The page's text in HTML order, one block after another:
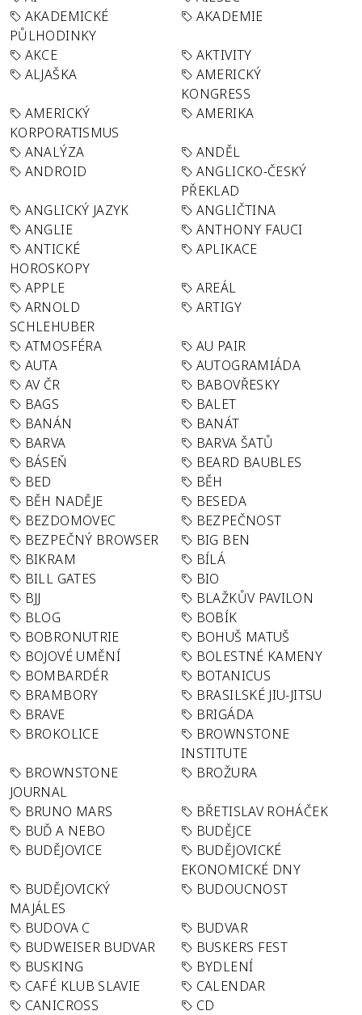
AKADEMICKÉ
PŮLHODINKY
AKADEMIE
AKCE
AKTIVITY
ALJAŠKA
AMERICKÝ
KONGRESS
AMERICKÝ
KORPORATISMUS
AMERIKA
ANALÝZA
ANDĚL
ANDROID
ANGLICKO-ČESKÝ
PŘEKLAD
ANGLICKÝ JAZYK
ANGLIČTINA
ANGLIE
ANTHONY FAUCI
ANTICKÉ
HOROSKOPY
APLIKACE
APPLE
AREÁL
ARNOLD
SCHLEHUBER
ARTIGY
ATMOSFÉRA
AU PAIR
AUTA
AUTOGRAMIÁDA
AV ČR
BABOVŘESKY
BAGS
BALET
BANÁN
BANÁT
BARVA
BARVA ŠATŮ
BÁSEŇ
BEARD BAUBLES
BED
BĚH
BĚH NADĚJE
BESEDA
BEZDOMOVEC
BEZPEČNOST
BEZPEČNÝ BROWSER
BIG BEN
BIKRAM
BÍLÁ
BILL GATES
BIO
BJJ
BLAŽKŮV PAVILON
BLOG
BOBÍK
BOBRONUTRIE
BOHUŠ MATUŠ
BOJOVÉ UMĚNÍ
BOLESTNÉ KAMENY
BOMBARDÉR
BOTANICUS
BRAMBORY
BRASILSKÉ JIU-JITSU
BRAVE
BRIGÁDA
BROKOLICE
BROWNSTONE
INSTITUTE
BROWNSTONE
JOURNAL
BROŽURA
BRUNO MARS
BŘETISLAV ROHÁČEK
BUĎ A NEBO
BUDĚJCE
BUDĚJOVICE
BUDĚJOVICKÉ
EKONOMICKÉ DNY
BUDĚJOVICKÝ
MAJÁLES
BUDOUCNOST
BUDOVA C
BUDVAR
BUDWEISER BUDVAR
BUSKERS FEST
BUSKING
BYDLENÍ
CAFÉ KLUB SLAVIE
CALENDAR
CANICROSS
CD